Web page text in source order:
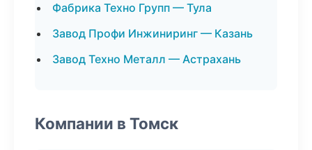
Фабрика Техно Групп — Тула
Завод Профи Инжиниринг — Казань
Завод Техно Металл — Астрахань
Компании в Томск